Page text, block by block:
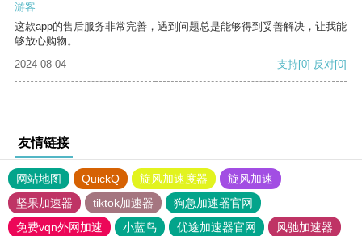
游客
这款app的售后服务非常完善，遇到问题总是能够得到妥善解决，让我能
够放心购物。
2024-08-04
支持[0] 反对[0]
友情链接
网站地图 QuickQ 旋风加速度器
旋风加速
坚果加速器
tiktok加速器
狗急加速器官网
免费vqn外网加速
小蓝鸟 优途加速器官网
风驰加速器